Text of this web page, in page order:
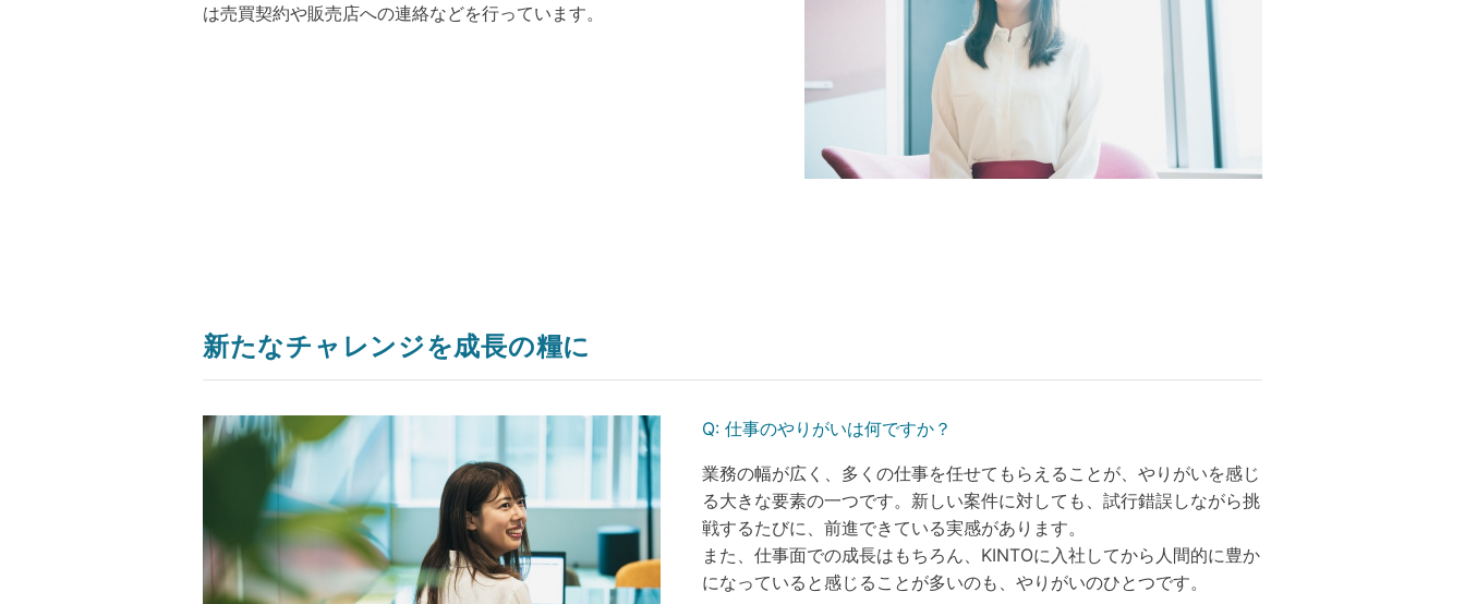
は売買契約や販売店への連絡などを行っています。
新たなチャレンジを成長の糧に
Q: 仕事のやりがいは何ですか？
業務の幅が広く、多くの仕事を任せてもらえることが、やりがいを感じ
る大きな要素の一つです。新しい案件に対しても、試行錯誤しながら挑
戦するたびに、前進できている実感があります。
また、仕事面での成長はもちろん、KINTOに入社してから人間的に豊か
になっていると感じることが多いのも、やりがいのひとつです。